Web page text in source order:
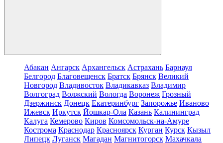
Абакан Ангарск Архангельск Астрахань Барнаул
Белгород Благовещенск Братск Брянск Великий
Новгород Владивосток Владикавказ Владимир
Волгоград Волжский Вологда Воронеж Грозный
Дзержинск Донецк Екатеринбург Запорожье Иваново
Ижевск Иркутск Йошкар-Ола Казань Калининград
Калуга Кемерово Киров Комсомольск-на-Амуре
Кострома Краснодар Красноярск Курган Курск Кызыл
Липецк Луганск Магадан Магнитогорск Махачкала